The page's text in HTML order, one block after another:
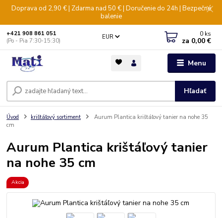
Doprava od 2,90 € | Zdarma nad 50 € | Doručenie do 24h | Bezpečné
balenie
Menu
EUR
Hľadať
+421 908 861 051
(Po - Pia 7:30-15:30)
0 ks
za 0,00 €
Úvod krištáľový sortiment
Aurum Plantica krištáľový tanier na nohe 35
cm
Aurum Plantica krištáľový tanier
na nohe 35 cm
Akcia